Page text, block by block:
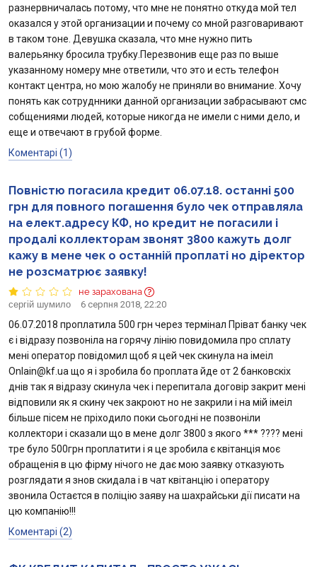
разнервничалась потому, что мне не понятно откуда мой тел
оказался у этой организации и почему со мной разговаривают
в таком тоне. Девушка сказала, что мне нужно пить
валерьянку бросила трубку.Перезвонив еще раз по выше
указанному номеру мне ответили, что это и есть телефон
контакт центра, но мою жалобу не приняли во внимание. Хочу
понять как сотруднники данной организации забрасывают смс
собщениями людей, которые никогда не имели с ними дело, и
еще и отвечают в грубой форме.
Коментарі (1)
Повністю погасила кредит 06.07.18. останні 500
грн для повного погашення було чек отправляла
на елект.адресу КФ, но кредит не погасили і
продалі коллекторам звонят 3800 кажуть долг
кажу в мене чек о останній проплаті но діректор
не розсматрює заявку!
не зарахована
сергій шумило
6 серпня 2018, 22:20
06.07.2018 проплатила 500 грн через термінал Пріват банку чек
є і відразу позвоніла на горячу лінію повидомила про сплату
мені оператор повідомил щоб я цей чек скинула на імеіл
Onlain@kf.ua що я і зробила бо проплата йде от 2 банковскіх
днів так я відразу скинула чек і перепитала договір закрит мені
відповили як я скину чек закроют но не закрили і на мій імеіл
більше пісем не пріходило поки сьогодні не позвоніли
коллектори і сказали що в мене долг 3800 з якого *** ???? мені
тре було 500грн проплатити і я це зробила є квітанція моє
обращенія в цю фірму нічого не дає мою заявку отказують
розглядати я знов скидала і в чат квітанцію і оператору
звонила Остаєтся в поліцію заяву на шахрайськи дії писати на
цю компанію!!!
Коментарі (2)